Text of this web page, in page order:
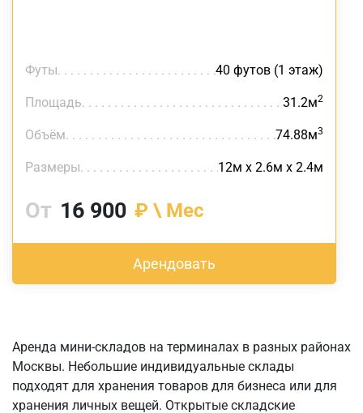
Футы 40 футов (1 этаж)
Площадь 31.2м2
Объём 74.88м3
Размеры 12м х 2.6м х 2.4м
От 16 900 ₽ \ Мес
Арендовать
Аренда мини-складов на терминалах в разных районах
Москвы. Небольшие индивидуальные склады
подходят для хранения товаров для бизнеса или для
хранения личных вещей. Открытые складские